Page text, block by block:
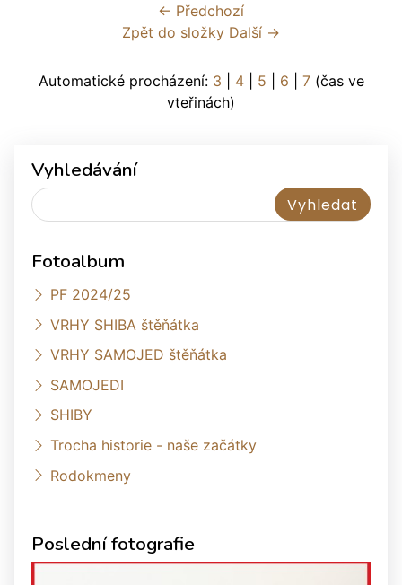
← Předchozí
Zpět do složky Další →
Automatické procházení: 3 4| 5 6 7(čas ve
vteřinách)
Vyhledávání
Fotoalbum
PF 2024/25
VRHY SHIBA štěňátka
VRHY SAMOJED štěňátka
SAMOJEDI
SHIBY
Trocha historie - naše začátky
Rodokmeny
Poslední fotografie